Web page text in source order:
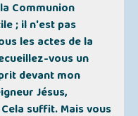
Communion
; il n'est pas
les actes de la
vous un
devant mon
Jésus,
suffit. Mais vous